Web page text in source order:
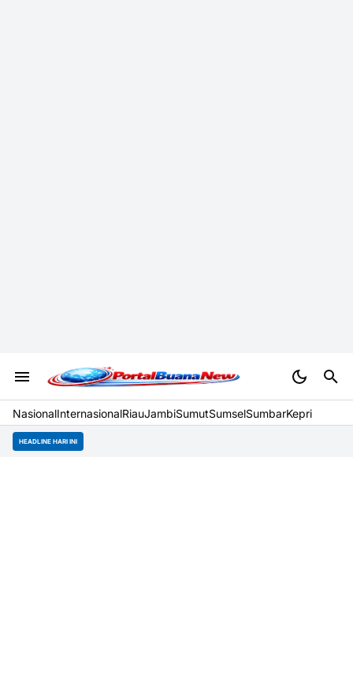
NasionalInternasionalRiauJambiSumutSumselSumbarKepri
HEADLINE HARI INI